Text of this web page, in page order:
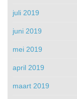
juli 2019
juni 2019
mei 2019
april 2019
maart 2019